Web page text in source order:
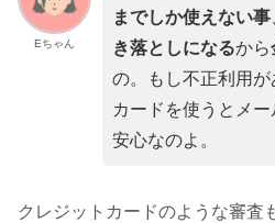
Eちゃん
までしか使えない事
き落としになるから
の。もし不正利用が
カードを使うとメ
安心なのよ。
クレジットカードのような審査